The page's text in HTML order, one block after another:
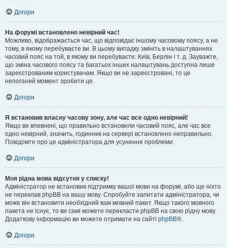
Догори
На форумі встановлено невірний час!
Можливо, відображається час, що відповідає іншому часовому поясу, а не
тому, в якому перебуваєте ви. В цьому випадку змініть в налаштуваннях
часовий пояс на той, в якому ви перебуваєте: Київ, Берлін і т. д. Зауважте,
що зміна часового поясу та багатьох інших налаштувань доступна лише
зареєстрованим користувачам. Якщо ви не зареєстровані, то це
непоганий момент зробити це.
Догори
Я встановив власну часову зону, але час все одно невірний!
Якщо ви впевнені, що правильно встановили часовий пояс, але час все
одно невірний, значить, годинник на сервері встановлено неправильно.
Повідомте про це адміністратора для усунення проблеми.
Догори
Моя рідна мова відсутня у списку!
Адміністратор не встановив підтримку вашої мови на форумі, або ще ніхто
не переклав phpBB на вашу мову. Спробуйте запитати адміністратора, чи
може він встановити необхідний вам мовний пакет. Якщо такого мовного
пакета не існує, то ви самі можете перекласти phpBB на свою рідну мову.
Додаткову інформацію ви можете отримати на сайті phpBB®.
Догори